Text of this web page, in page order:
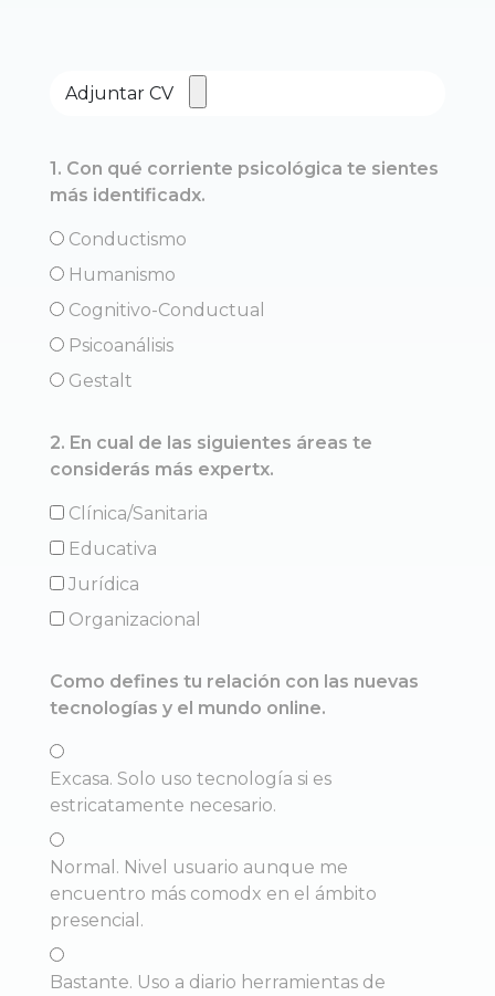
Adjuntar CV
1. Con qué corriente psicológica te sientes
más identificadx.
Conductismo
Humanismo
Cognitivo-Conductual
Psicoanálisis
Gestalt
2. En cual de las siguientes áreas te
considerás más expertx.
Clínica/Sanitaria
Educativa
Jurídica
Organizacional
Como defines tu relación con las nuevas
tecnologías y el mundo online.
Excasa. Solo uso tecnología si es
estricatamente necesario.
Normal. Nivel usuario aunque me
encuentro más comodx en el ámbito
presencial.
Bastante. Uso a diario herramientas de